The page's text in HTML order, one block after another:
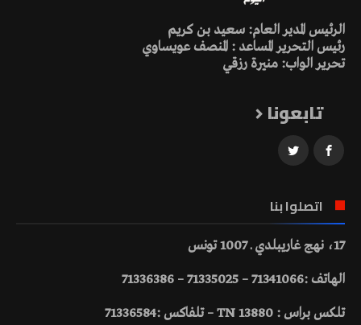
الرئيس المدير العام: سعيد بن كريم
رئيس التحرير المساعد : المنصف عويساوي
تحرير الواب: منيرة رزقي
تابعونا
اتصلوا بنا
17، نهج غاريبلدي ـ 1007 تونس
الهاتف :71341066 – 71335025 – 71336386
تلكس براس : 13880 TN – تلفاكس :71336584